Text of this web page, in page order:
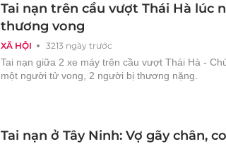
XÃ HỘI 3213 ngày trước
Tai nạn trên cầu vượt Thái Hà lúc
thương vong
Tai nạn giữa 2 xe máy trên cầu vượt Thái Hà -
một người tử vong, 2 người bị thương nặng.
Tai nạn ở Tây Ninh: Vợ gãy chân,